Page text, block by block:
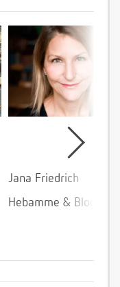
Jana Friedrich
Hebamme &